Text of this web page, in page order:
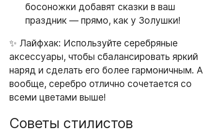
босоножки добавят сказки в ваш
праздник — прямо, как у Золушки!
✨ Лайфхак: Используйте серебряные
аксессуары, чтобы сбалансировать яркий
наряд и сделать его более гармоничным. А
вообще, серебро отлично сочетается со
всеми цветами выше!
Советы стилистов